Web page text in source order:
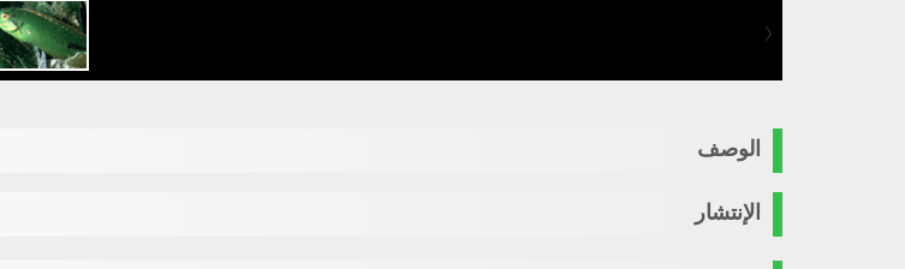
الوصف
الإنتشار